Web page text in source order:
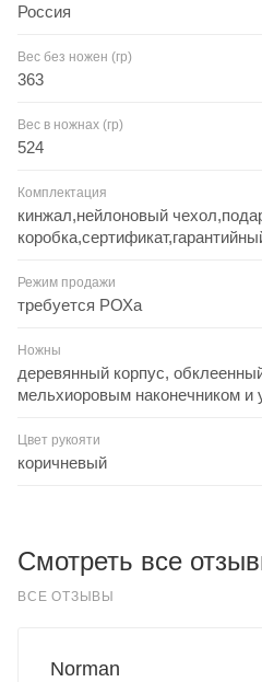
Россия
Вес без ножен (гр)
363
Вес в ножнах (гр)
524
Комплектация
кинжал,нейлоновый
Режим продажи
требуется РОХа
Ножны
деревянный корпус,
мельхиоровым наконечником и
Цвет рукояти
коричневый
Смотреть все
ВСЕ ОТЗЫВЫ
Norman